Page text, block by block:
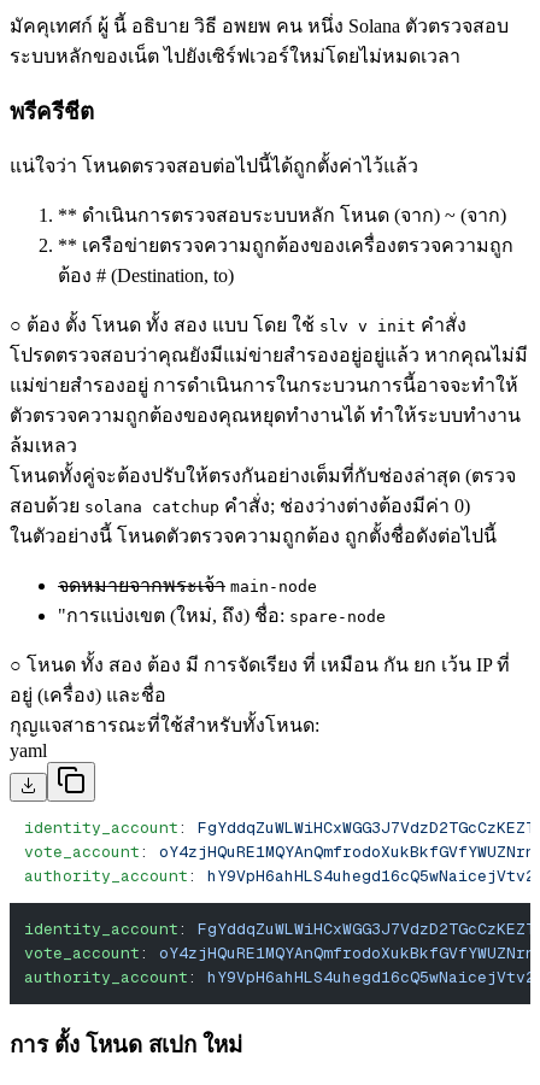
มัคคุเทศก์ ผู้ นี้ อธิบาย วิธี อพยพ คน หนึ่ง Solana ตัวตรวจสอบ
ระบบหลักของเน็ต ไปยังเซิร์ฟเวอร์ใหม่โดยไม่หมดเวลา
พรีครีชีต
แน่ใจว่า โหนดตรวจสอบต่อไปนี้ได้ถูกตั้งค่าไว้แล้ว
** ดําเนินการตรวจสอบระบบหลัก โหนด (จาก) ~ (จาก)
** เครือข่ายตรวจความถูกต้องของเครื่องตรวจความถูก
ต้อง # (Destination, to)
○ ต้อง ตั้ง โหนด ทั้ง สอง แบบ โดย ใช้ slv v init คําสั่ง
โปรดตรวจสอบว่าคุณยังมีแม่ข่ายสํารองอยู่อยู่แล้ว หากคุณไม่มี
แม่ข่ายสํารองอยู่ การดําเนินการในกระบวนการนี้อาจจะทําให้
ตัวตรวจความถูกต้องของคุณหยุดทํางานได้ ทําให้ระบบทํางาน
ล้มเหลว
โหนดทั้งคู่จะต้องปรับให้ตรงกันอย่างเต็มที่กับช่องล่าสุด (ตรวจ
สอบด้วย solana catchup คําสั่ง; ช่องว่างต่างต้องมีค่า 0)
ในตัวอย่างนี้ โหนดตัวตรวจความถูกต้อง ถูกตั้งชื่อดังต่อไปนี้
จดหมายจากพระเจ้า main-node
"การแบ่งเขต (ใหม่, ถึง) ชื่อ: spare-node
○ โหนด ทั้ง สอง ต้อง มี การจัดเรียง ที่ เหมือน กัน ยก เว้น IP ที่
อยู่ (เครื่อง) และชื่อ
กุญแจสาธารณะที่ใช้สําหรับทั้งโหนด:
yaml
identity_account:
vote_account:
authority_account:
identity_account:
vote_account:
authority_account:
การ ตั้ง โหนด สเปก ใหม่